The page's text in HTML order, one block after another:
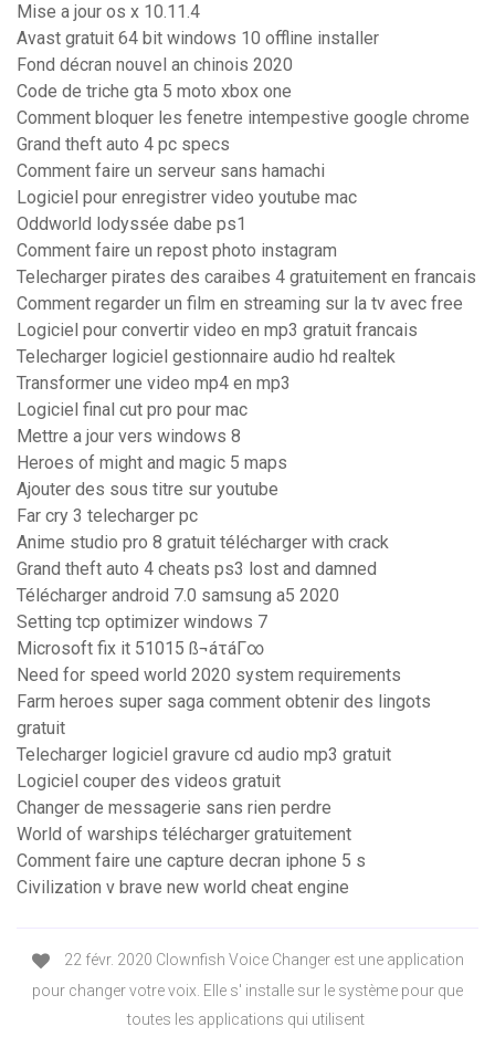
Mise a jour os x 10.11.4
Avast gratuit 64 bit windows 10 offline installer
Fond décran nouvel an chinois 2020
Code de triche gta 5 moto xbox one
Comment bloquer les fenetre intempestive google chrome
Grand theft auto 4 pc specs
Comment faire un serveur sans hamachi
Logiciel pour enregistrer video youtube mac
Oddworld lodyssée dabe ps1
Comment faire un repost photo instagram
Telecharger pirates des caraibes 4 gratuitement en francais
Comment regarder un film en streaming sur la tv avec free
Logiciel pour convertir video en mp3 gratuit francais
Telecharger logiciel gestionnaire audio hd realtek
Transformer une video mp4 en mp3
Logiciel final cut pro pour mac
Mettre a jour vers windows 8
Heroes of might and magic 5 maps
Ajouter des sous titre sur youtube
Far cry 3 telecharger pc
Anime studio pro 8 gratuit télécharger with crack
Grand theft auto 4 cheats ps3 lost and damned
Télécharger android 7.0 samsung a5 2020
Setting tcp optimizer windows 7
Microsoft fix it 51015 ß¬áτáΓ∞
Need for speed world 2020 system requirements
Farm heroes super saga comment obtenir des lingots
gratuit
Telecharger logiciel gravure cd audio mp3 gratuit
Logiciel couper des videos gratuit
Changer de messagerie sans rien perdre
World of warships télécharger gratuitement
Comment faire une capture decran iphone 5 s
Civilization v brave new world cheat engine
22 févr. 2020 Clownfish Voice Changer est une application
pour changer votre voix. Elle s' installe sur le système pour que
toutes les applications qui utilisent